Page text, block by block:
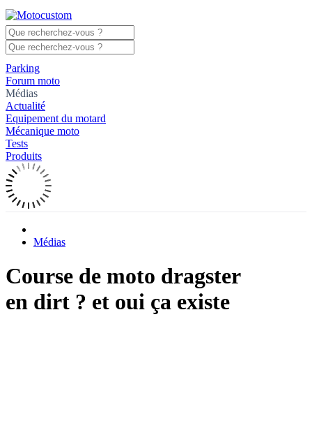
Parking
Forum moto
Médias
Actualité
Equipement du motard
Mécanique moto
Tests
Produits
Médias
Course de moto dragster
en dirt ? et oui ça existe